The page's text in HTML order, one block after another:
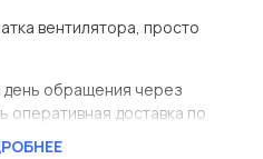
вентилятора, просто
день обращения через
оперативная доставка по